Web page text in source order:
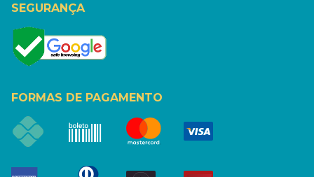
SEGURANÇA
FORMAS DE PAGAMENTO